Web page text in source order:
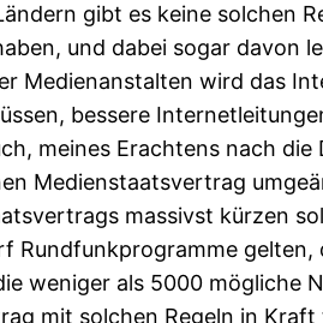
gibt es keine solchen
und dabei sogar davon
Medienanstalten wird das
bessere
meines Erachtens nach die
Medienstaatsvertrag
massivst kürzen
Rundfunkprogramme gelten,
weniger als 5000 mögliche
mit solchen Regeln in